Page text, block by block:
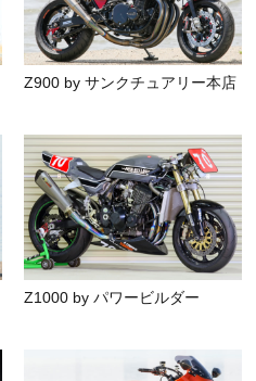
Z900 by サンクチュアリー本店
Z1000 by パワービルダー